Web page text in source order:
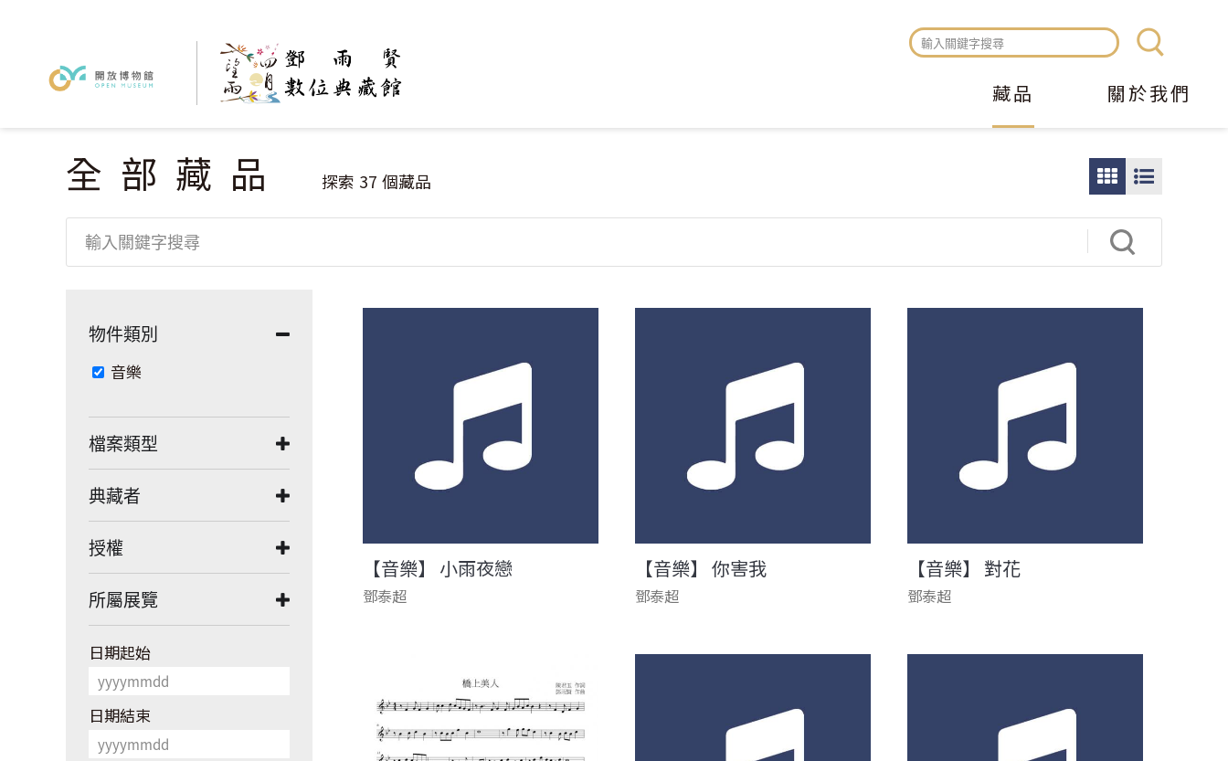
藏品 關於我們
您在這裡
全部藏品 探索 37 個藏品
圖
片
圖
文
【音樂】 小雨夜戀
鄧泰超
【音樂】 你害我
鄧泰超
【音樂】 對花
鄧泰超
物件類別
Remove 音樂 filter
音樂
檔案類型
典藏者
授權
所屬展覽
日期起始
日期結束